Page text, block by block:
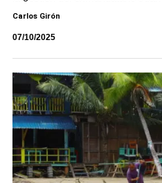
Carlos Girón
07/10/2025